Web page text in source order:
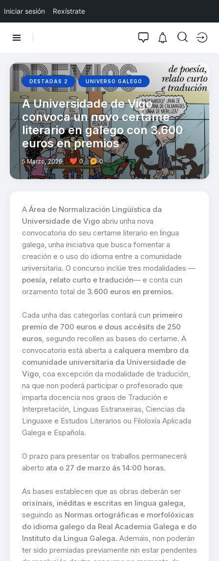
Iniciar sesión Rexístrate
DESTADAS 2 UNIVERSO GALEGO
A Universidade de Vigo
convoca un novo certame
literario en galego con 3.600
euros en premios
5 Marzo, 2026 0 0
A Área de Normalización Lingüística da
Universidade de Vigo abriu unha nova
convocatoria do seu certame literario en lingua
galega, unha iniciativa que busca fomentar a
creación e o uso do idioma entre a comunidade
universitaria. O concurso inclúe tres modalidades —
poesía, relato curto e tradución— e conta cun
orzamento total de 3.600 euros en premios.
Cada unha das categorías contará cun primeiro
premio de 700 euros e dous accésits de 250
euros , segundo recollen as bases do certame. A
convocatoria está aberta a calquera membro da
comunidade universitaria da Universidade de
Vigo , coa excepción da modalidade de tradución,
na que non poderá participar o profesorado que
imparta docencia nos graos de Tradución e
Interpretación, Linguas Estranxeiras, Ciencias da
Linguaxe e Estudos Literarios ou Filoloxía Aplicada
Galega e Española.
O prazo para presentar os traballos permanecerá
aberto ata o 27 de marzo ás 14:00 horas.
As bases establecen que as obras deberán ser
orixinais, inéditas e escritas en lingua galega
seguindo as Normas ortográficas e morfolóxicas
do idioma galego da Real Academia Galega e do
Instituto da Lingua Galega. Ademais, non poderán
ter sido premiadas previamente nin estar pendentes